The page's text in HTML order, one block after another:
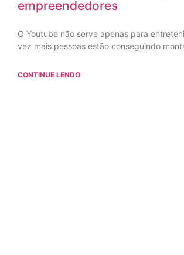
empreendedores
O Youtube não serve apenas para
vez mais pessoas estão conseguindo
CONTINUE LENDO